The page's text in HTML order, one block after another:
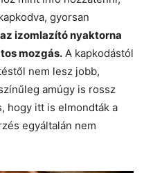
gyorsan
izomlazító nyaktorna
mozgás. A kapkodástól
nem lesz jobb,
amúgy is rossz
hogy itt is elmondták a
egyáltalán nem